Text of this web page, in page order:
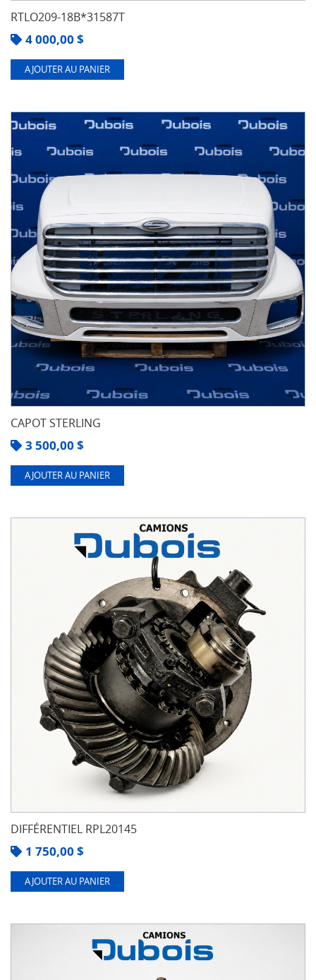
RTLO209-18B*31587T
4 000,00 $
AJOUTER AU PANIER
CAPOT STERLING
3 500,00 $
AJOUTER AU PANIER
DIFFÉRENTIEL RPL20145
1 750,00 $
AJOUTER AU PANIER